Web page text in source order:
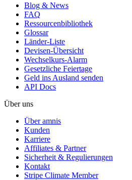
Blog & News
FAQ
Ressourcenbibliothek
Glossar
Länder-Liste
Devisen-Übersicht
Wechselkurs-Alarm
Gesetzliche Feiertage
Geld ins Ausland senden
API Docs
Über uns
Über amnis
Kunden
Karriere
Affiliates & Partner
Sicherheit & Regulierungen
Kontakt
Stripe Climate Member